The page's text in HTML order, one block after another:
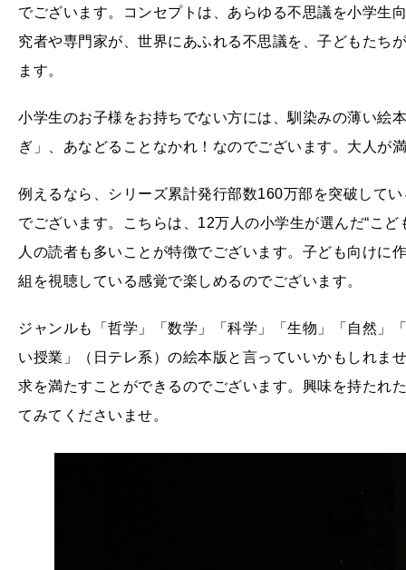
でございます。コンセプトは、あらゆる不思議を小学生
究者や専門家が、世界にあふれる不思議を、子どもたち
ます。
小学生のお子様をお持ちでない方には、馴染みの薄い絵
ぎ」、あなどることなかれ！なのでございます。大人が
例えるなら、シリーズ累計発行部数160万部を突破して
でございます。こちらは、12万人の小学生が選んだ“こ
人の読者も多いことが特徴でございます。子ども向けに
組を視聴している感覚で楽しめるのでございます。
ジャンルも「哲学」「数学」「科学」「生物」「自然」
い授業」（日テレ系）の絵本版と言っていいかもしれま
求を満たすことができるのでございます。興味を持たれ
てみてくださいませ。